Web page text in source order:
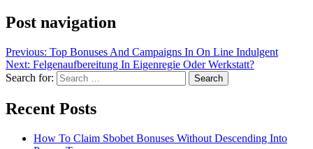
Post navigation
Previous: Top Bonuses And Campaigns In On Line Indulgent
Next: Felgenaufbereitung In Eigenregie Oder Werkstatt?
Search for:
Recent Posts
How To Claim Sbobet Bonuses Without Descending Into